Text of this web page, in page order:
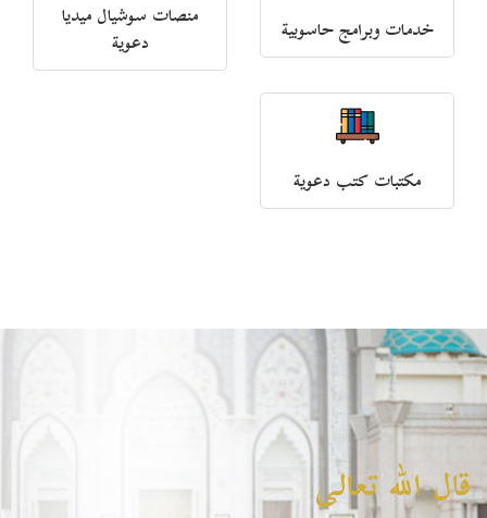
خدمات وبرامج حاسوبية
منصات سوشيال ميديا
دعوية
مكتبات كتب دعوية
قال الله تعالى